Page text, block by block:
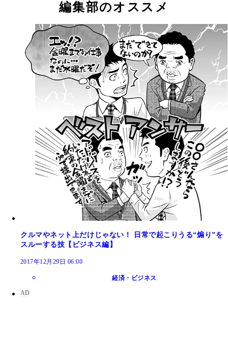
編集部のオススメ
クルマやネット上だけじゃない！ 日常で起こりうる“煽り”を
スルーする技【ビジネス編】
2017年12月29日 06:00
経済・ビジネス